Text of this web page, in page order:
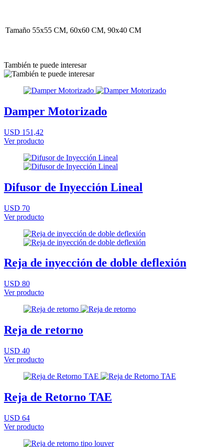
Tamaño 55x55 CM, 60x60 CM, 90x40 CM
También te puede interesar
Damper Motorizado
USD 151,42
Ver producto
Difusor de Inyección Lineal
USD 70
Ver producto
Reja de inyección de doble deflexión
USD 80
Ver producto
Reja de retorno
USD 40
Ver producto
Reja de Retorno TAE
USD 64
Ver producto